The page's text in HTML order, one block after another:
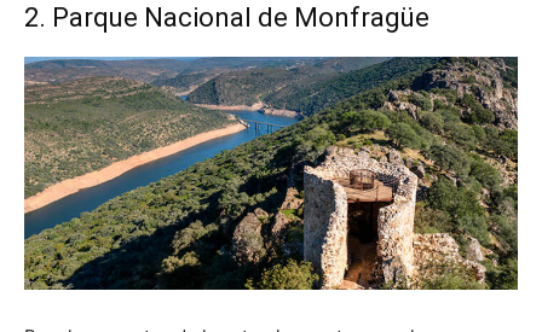
2. Parque Nacional de Monfragüe